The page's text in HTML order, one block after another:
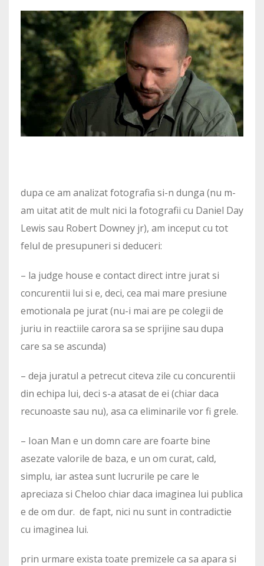
dupa ce am analizat fotografia si-n dunga (nu m-
am uitat atit de mult nici la fotografii cu Daniel Day
Lewis sau Robert Downey jr), am inceput cu tot
felul de presupuneri si deduceri:
– la judge house e contact direct intre jurat si
concurentii lui si e, deci, cea mai mare presiune
emotionala pe jurat (nu-i mai are pe colegii de
juriu in reactiile carora sa se sprijine sau dupa
care sa se ascunda)
– deja juratul a petrecut citeva zile cu concurentii
din echipa lui, deci s-a atasat de ei (chiar daca
recunoaste sau nu), asa ca eliminarile vor fi grele.
– Ioan Man e un domn care are foarte bine
asezate valorile de baza, e un om curat, cald,
simplu, iar astea sunt lucrurile pe care le
apreciaza si Cheloo chiar daca imaginea lui publica
e de om dur. de fapt, nici nu sunt in contradictie
cu imaginea lui.
prin urmare exista toate premizele ca sa apara si